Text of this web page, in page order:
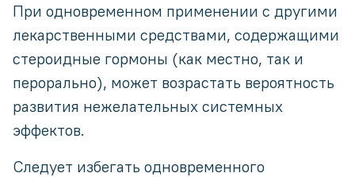
При одновременном применении с другими
лекарственными средствами, содержащими
стероидные гормоны (как местно, так и
перорально), может возрастать вероятность
развития нежелательных системных
эффектов.
Следует избегать одновременного